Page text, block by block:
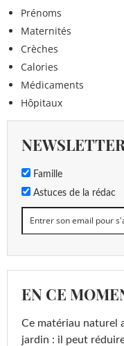
Prénoms
Maternités
Crèches
Calories
Médicaments
Hôpitaux
Famille
Astuces de la rédac
EN CE
Ce matériau naturel
jardin : il peut